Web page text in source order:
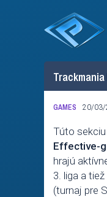
GAMES 20/03/
Túto
Effective-
hrajú
3. liga a
(turnaj pre